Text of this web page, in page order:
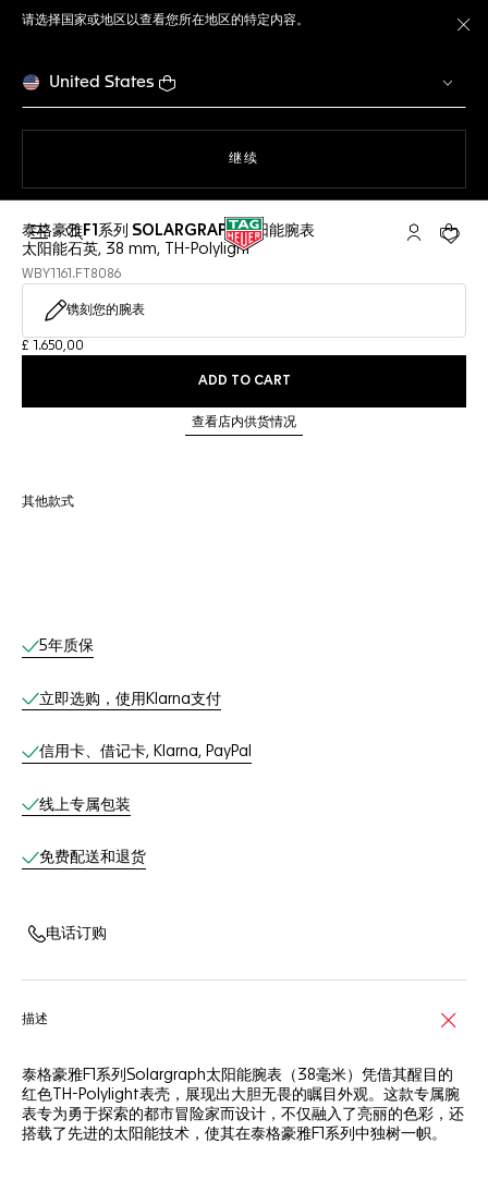
请选择国家或地区以查看您所在地区的特定内容。
United States
继续
打开搜索 My TAG您的
泰格豪雅F1系列 SOLARGRAPH太阳能腕表
太阳能石英, 38 mm, TH-Polylight
WBY1161.FT8086
镌刻您的腕表
£ 1.650,00
ADD TO CART
查看店内供货情况
其他款式
线上服务
5年质保
立即选购，使用Klarna支付
信用卡、借记卡, Klarna, PayPal
线上专属包装
免费配送和退货
电话订购
描述
泰格豪雅F1系列Solargraph太阳能腕表（38毫米）凭借其醒目的
红色TH-Polylight表壳，展现出大胆无畏的瞩目外观。这款专属腕
表专为勇于探索的都市冒险家而设计，不仅融入了亮丽的色彩，还
搭载了先进的太阳能技术，使其在泰格豪雅F1系列中独树一帜。